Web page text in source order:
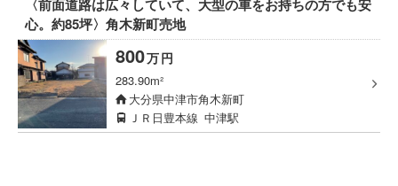
〈前面道路は広々していて、大型の車をお持ちの方でも安
心。約85坪〉角木新町売地
800万円
283.90m²
大分県中津市角木新町
ＪＲ日豊本線 中津駅